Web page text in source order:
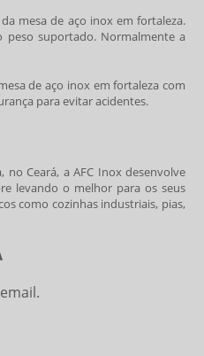
mesa de aço inox em fortaleza.
peso suportado. Normalmente a
de aço inox em fortaleza com
para evitar acidentes.
no Ceará, a AFC Inox desenvolve
levando o melhor para os seus
como cozinhas industriais, pias,